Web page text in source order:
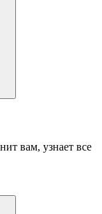
вам, узнает все